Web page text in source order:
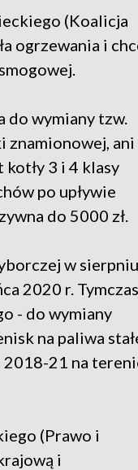
(Koalicja
ogrzewania i
do wymiany tzw.
znamionowej, ani
3 i 4 klasy
po upływie
do 5000 zł.
w sierpniu
2020 r.
- do wymiany
na paliwa
2018-21 na
(Prawo i
i